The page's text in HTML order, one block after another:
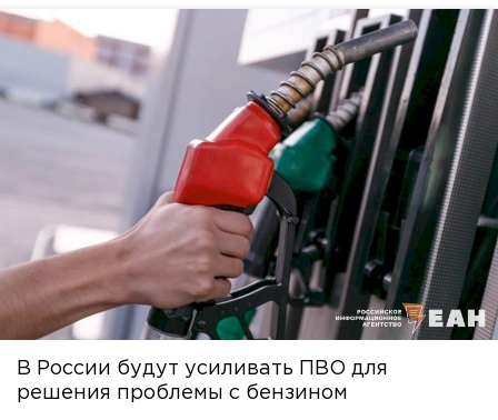
В России будут усиливать ПВО для
решения проблемы с бензином